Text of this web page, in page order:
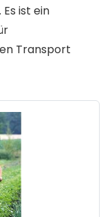
ist ein
Transport